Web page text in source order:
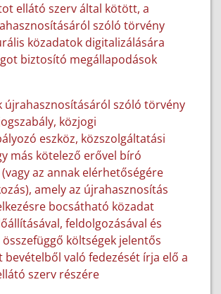
ellátó szerv által kötött, a
szóló törvény
közadatok digitalizálására
biztosító megállapodások
újrahasznosításáról szóló törvény
közjogi
eszköz, közszolgáltatási
más kötelező erővel bíró
az annak elérhetőségére
amely az újrahasznosítás
bocsátható közadat
feldolgozásával és
költségek jelentős
bevételből való fedezését írja elő a
szerv részére